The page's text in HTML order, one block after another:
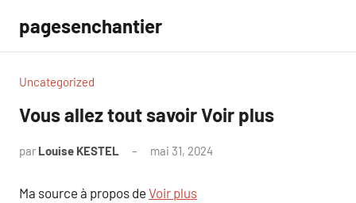
contenu
pagesenchantier
Uncategorized
Vous allez tout savoir Voir plus
par Louise KESTEL mai 31, 2024
Ma source à propos de Voir plus